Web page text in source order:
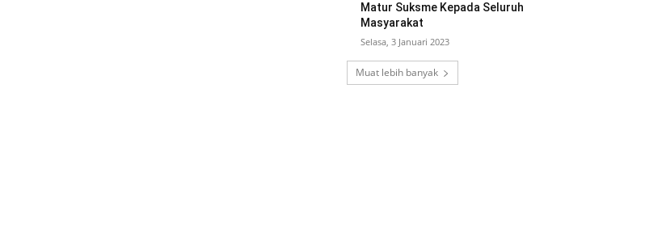
Matur Suksme Kepada Seluruh
Masyarakat
Selasa, 3 Januari 2023
Muat lebih banyak